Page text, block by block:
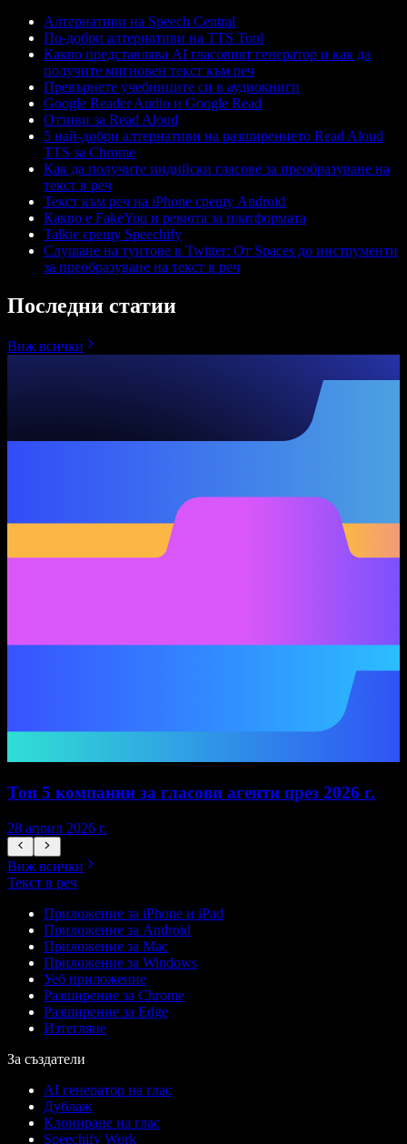
Алтернативи на Speech Central
По-добри алтернативи на TTS Tool
Какво представлява AI гласовият генератор и как да
получите мигновен текст към реч
Превърнете учебниците си в аудиокниги
Google Reader Audio и Google Read
Отзиви за Read Aloud
5 най-добри алтернативи на разширението Read Aloud
TTS за Chrome
Как да получите индийски гласове за преобразуване на
текст в реч
Текст към реч на iPhone срещу Android
Какво е FakeYou и ревюта за платформата
Talkie срещу Speechify
Слушане на туитове в Twitter: От Spaces до инструменти
за преобразуване на текст в реч
Последни статии
Виж всички
Топ 5 компании за гласови агенти през 2026 г.
28 април 2026 г.
Виж всички
Текст в реч
Приложение за iPhone и iPad
Приложение за Android
Приложение за Mac
Приложение за Windows
Уеб приложение
Разширение за Chrome
Разширение за Edge
Изтегляне
За създатели
AI генератор на глас
Дублаж
Клониране на глас
Speechify Work